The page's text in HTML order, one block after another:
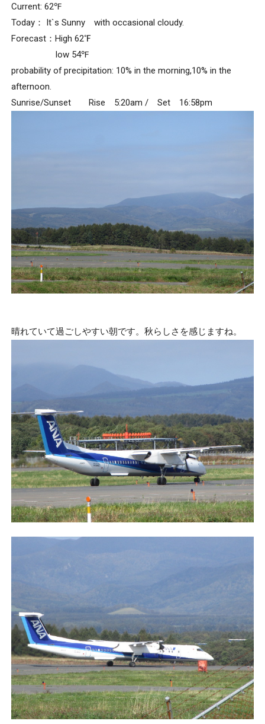
Current: 62℉
Today： It`s Sunny with occasional cloudy.
Forecast：High 62℉
low 54℉
probability of precipitation: 10% in the morning,10% in the
afternoon.
Sunrise/Sunset Rise 5:20am / Set 16:58pm
晴れていて過ごしやすい朝です。秋らしさを感じますね。